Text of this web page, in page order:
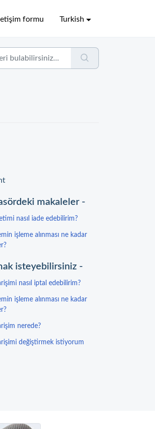
İletişim formu Turkish
makaleler -
nasıl iade edebilirim?
işleme alınması ne kadar
isteyebilirsiniz -
nasıl iptal edebilirim?
işleme alınması ne kadar
nerede?
değiştirmek istiyorum